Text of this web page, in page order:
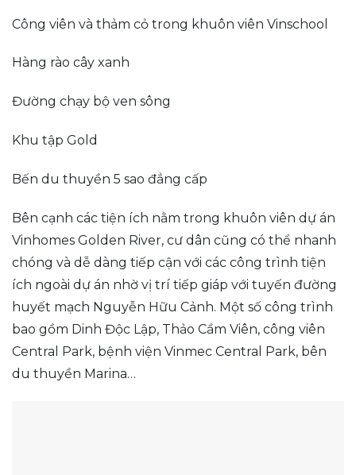
Công viên và thảm cỏ trong khuôn viên Vinschool
Hàng rào cây xanh
Đường chạy bộ ven sông
Khu tập Gold
Bến du thuyền 5 sao đẳng cấp
Bên cạnh các tiện ích nằm trong khuôn viên dự án
Vinhomes Golden River, cư dân cũng có thể nhanh
chóng và dễ dàng tiếp cận với các công trình tiện
ích ngoài dự án nhờ vị trí tiếp giáp với tuyến đường
huyết mạch Nguyễn Hữu Cảnh. Một số công trình
bao gồm Dinh Độc Lập, Thảo Cầm Viên, công viên
Central Park, bệnh viện Vinmec Central Park, bên
du thuyền Marina…